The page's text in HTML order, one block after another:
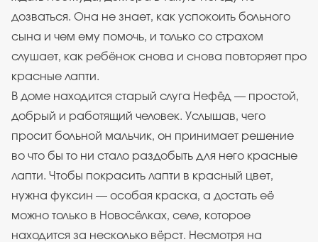
дозваться. Она не знает, как успокоить больного
сына и чем ему помочь, и только со страхом
слушает, как ребёнок снова и снова повторяет про
красные лапти.
В доме находится старый слуга Нефёд — простой,
добрый и работящий человек. Услышав, чего
просит больной мальчик, он принимает решение
во что бы то ни стало раздобыть для него красные
лапти. Чтобы покрасить лапти в красный цвет,
нужна фуксин — особая краска, а достать её
можно только в Новосёлках, селе, которое
находится за несколько вёрст. Несмотря на